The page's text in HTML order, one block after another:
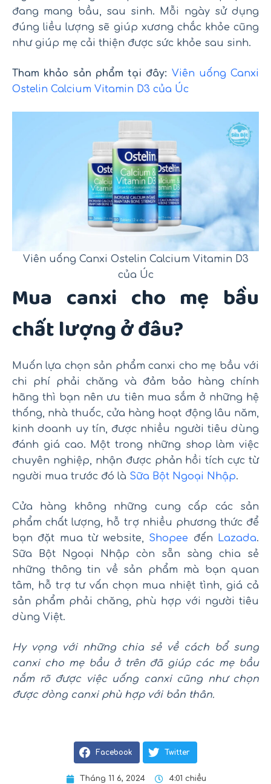
đang mang bầu, sau sinh. Mỗi ngày sử dụng
đúng liều lượng sẽ giúp xương chắc khỏe cũng
như giúp mẹ cải thiện được sức khỏe sau sinh.
Tham khảo sản phẩm tại đây: Viên uống Canxi
Ostelin Calcium Vitamin D3 của Úc
Viên uống Canxi Ostelin Calcium Vitamin D3
của Úc
Mua canxi cho mẹ bầu
chất lượng ở đâu?
Muốn lựa chọn sản phẩm canxi cho mẹ bầu với
chi phí phải chăng và đảm bảo hàng chính
hãng thì bạn nên ưu tiên mua sắm ở những hệ
thống, nhà thuốc, cửa hàng hoạt động lâu năm,
kinh doanh uy tín, được nhiều người tiêu dùng
đánh giá cao. Một trong những shop làm việc
chuyên nghiệp, nhận được phản hồi tích cực từ
người mua trước đó là Sữa Bột Ngoại Nhập.
Cửa hàng không những cung cấp các sản
phẩm chất lượng, hỗ trợ nhiều phương thức để
bạn đặt mua từ website, Shopee đến Lazada.
Sữa Bột Ngoại Nhập còn sẵn sàng chia sẻ
những thông tin về sản phẩm mà bạn quan
tâm, hỗ trợ tư vấn chọn mua nhiệt tình, giá cả
sản phẩm phải chăng, phù hợp với người tiêu
dùng Việt.
Hy vọng với những chia sẻ về cách bổ sung
canxi cho mẹ bầu ở trên đã giúp các mẹ bầu
nắm rõ được việc uống canxi cũng như chọn
được dòng canxi phù hợp với bản thân.
Facebook Twitter
Tháng 11 6, 2024 4:01 chiều